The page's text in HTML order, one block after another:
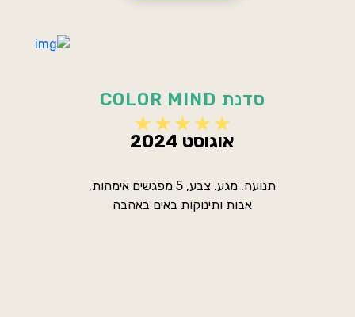
סדנת COLOR MIND
אוגוסט 2024
תנועה. מגע. צבע, 5 מפגשים אימהות,
אבות ותינוקות באים באהבה